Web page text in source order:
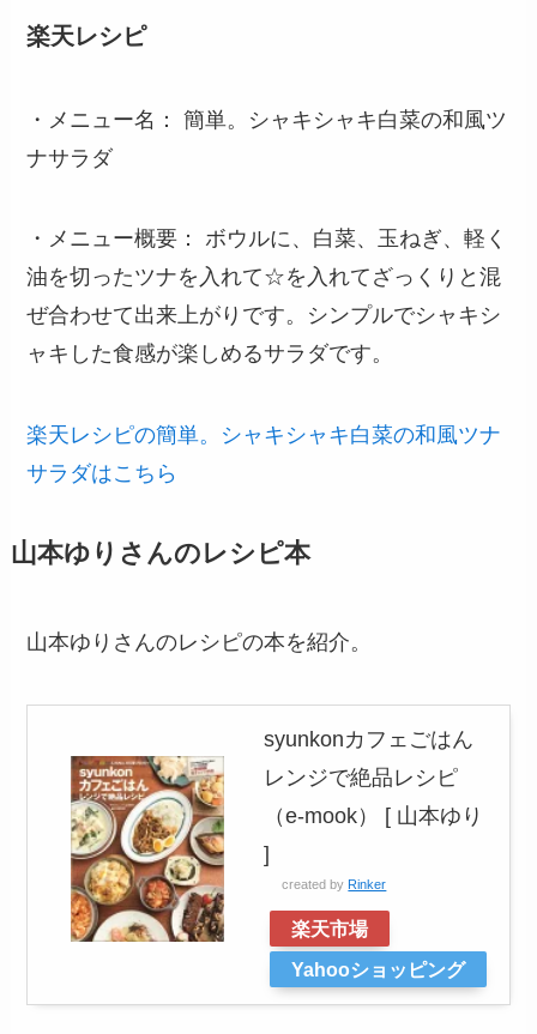
楽天レシピ
・メニュー名： 簡単。シャキシャキ白菜の和風ツ
ナサラダ
・メニュー概要： ボウルに、白菜、玉ねぎ、軽く
油を切ったツナを入れて☆を入れてざっくりと混
ぜ合わせて出来上がりです。シンプルでシャキシ
ャキした食感が楽しめるサラダです。
楽天レシピの簡単。シャキシャキ白菜の和風ツナ
サラダはこちら
山本ゆりさんのレシピ本
山本ゆりさんのレシピの本を紹介。
syunkonカフェごはん
レンジで絶品レシピ
（e-mook） [ 山本ゆり
]
created by Rinker
楽天市場
Yahooショッピング